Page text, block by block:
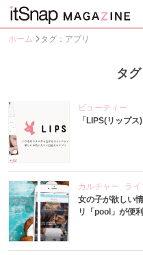
ホーム タグ：アプリ
タ
ビューティー
「LIPS(リップ
カルチャー
ラ
女の子が欲しい
リ「pool」が便利